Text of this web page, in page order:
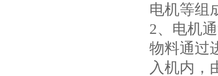
电机等组
2、电机
物料通过
入机内，